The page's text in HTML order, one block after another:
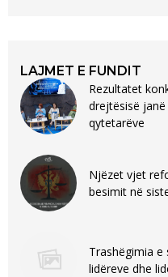
LAJMET E FUNDIT
Rezultatet
drejtësisë
qytetarëve
Njëzet vjet
besimit në
Trashëgimia e
lidëreve dhe